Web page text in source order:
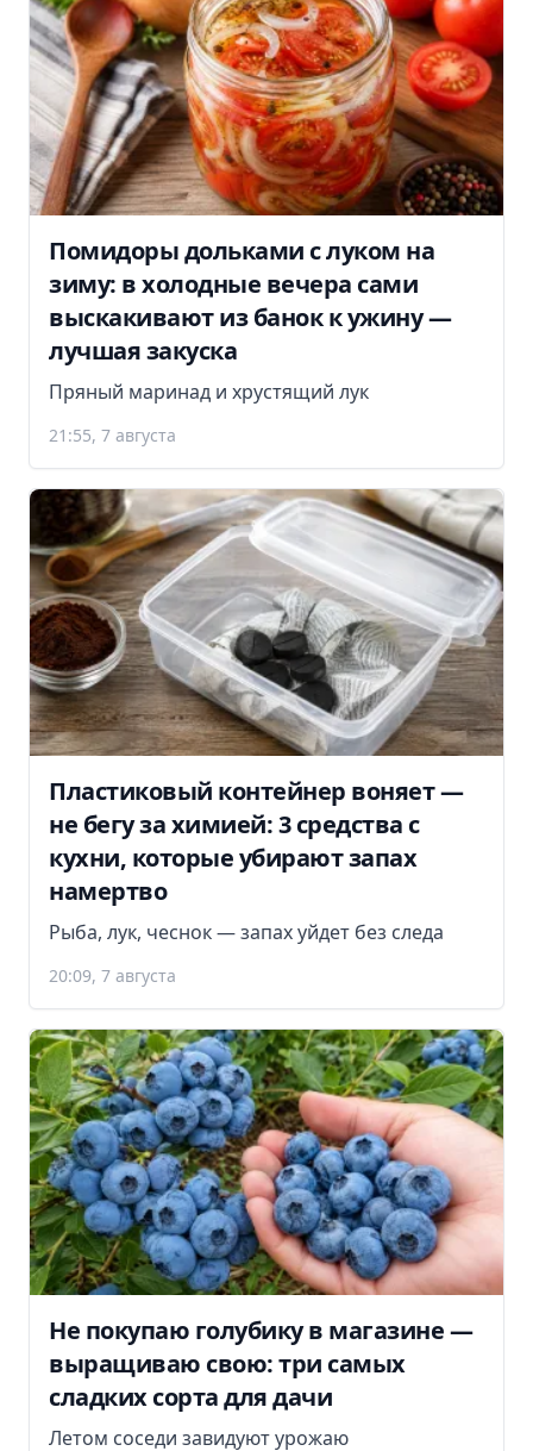
Помидоры дольками с луком на
зиму: в холодные вечера сами
выскакивают из банок к ужину —
лучшая закуска
Пряный маринад и хрустящий лук
21:55, 7 августа
Пластиковый контейнер воняет —
не бегу за химией: 3 средства с
кухни, которые убирают запах
намертво
Рыба, лук, чеснок — запах уйдет без следа
20:09, 7 августа
Не покупаю голубику в магазине —
выращиваю свою: три самых
сладких сорта для дачи
Летом соседи завидуют урожаю